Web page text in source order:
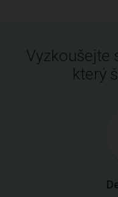
Vyzkoušejte
který